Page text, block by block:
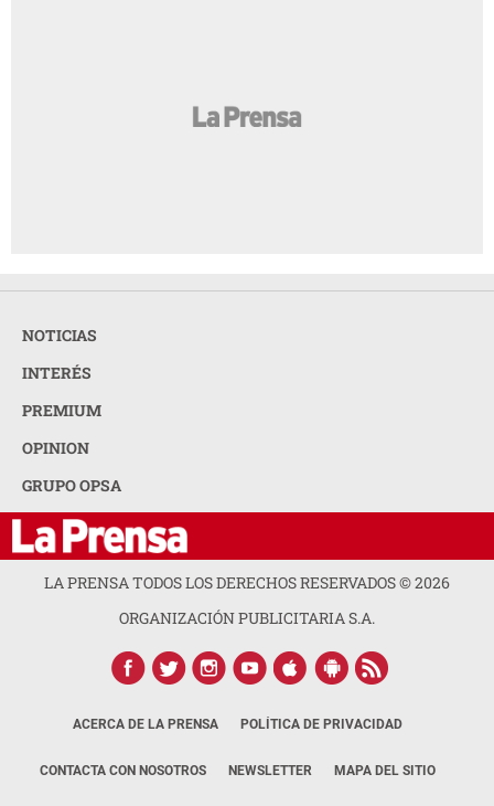
NOTICIAS
INTERÉS
PREMIUM
OPINION
GRUPO OPSA
LA PRENSA TODOS LOS DERECHOS RESERVADOS ©2026
ORGANIZACIÓN PUBLICITARIA S.A.
ACERCA DE LA PRENSA POLÍTICA DE PRIVACIDAD
CONTACTA CON NOSOTROS NEWSLETTER MAPA DEL SITIO